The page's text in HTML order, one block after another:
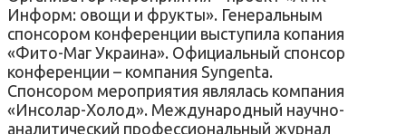
Информ: овощи и фрукты». Генеральным
спонсором конференции выступила копания
«Фито-Маг Украина». Официальный спонсор
конференции – компания Syngenta.
Спонсором мероприятия являлась компания
«Инсолар-Холод». Международный научно-
аналитический профессиональный журнал